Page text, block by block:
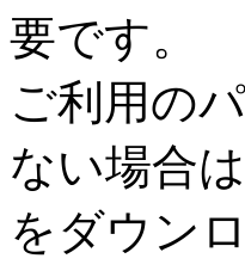
要です。
ご利用の
ない場合
をダウン